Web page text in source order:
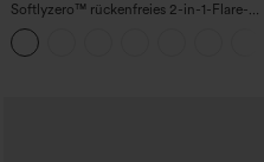
Softlyzero™ rückenfreies 2-in-1-Flare-
Trainingskleid – Wannabe – Easy Peezy